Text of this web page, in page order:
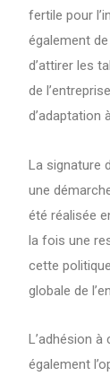
fertile pour
également
d’attirer les
de
d’adaptation
La signature
une
été réalisée
la fois une
cette
globale de
L’adhésion
également